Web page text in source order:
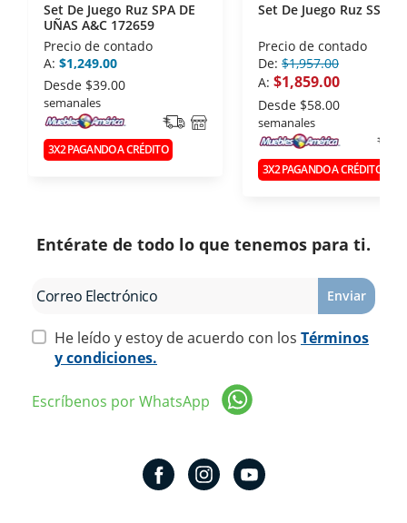
Set De Juego Ruz SPA DE
UÑAS A&C 172659
Precio de contado
A: $1,249.00
Desde $39.00
semanales
3X2 PAGANDO A CRÉDITO
Set De Juego Ruz SS24
Precio de contado
De: $1,957.00
A: $1,859.00
Desde $58.00
semanales
3X2 PAGANDO A CRÉDITO
Entérate de todo lo que tenemos para ti.
Enviar
He leído y estoy de acuerdo con los Términos
y condiciones.
Escríbenos por WhatsApp